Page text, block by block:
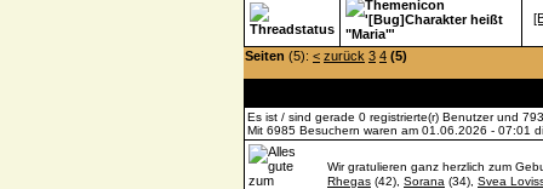
Seiten (5): < zurück 3 4 (5)
Es ist / sind gerade 0 registrierte(r) Benutzer und
Mit 6985 Besuchern waren am 01.06.2026 - 07:01
Wir gratulieren ganz herzlich zum
Rhegas (42), Sorana (34), Svea